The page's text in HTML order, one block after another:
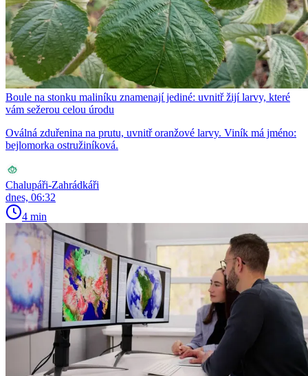
Boule na stonku maliníku znamenají jediné: uvnitř žijí larvy, které
vám sežerou celou úrodu
Oválná zduřenina na prutu, uvnitř oranžové larvy. Viník má jméno:
bejlomorka ostružiníková.
Chalupáři-Zahrádkáři
dnes, 06:32
4 min